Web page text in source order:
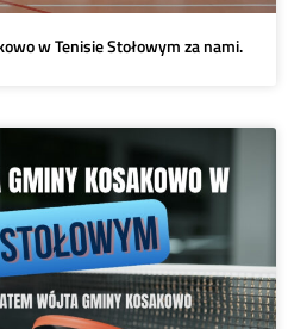
w Tenisie Stołowym za nami.